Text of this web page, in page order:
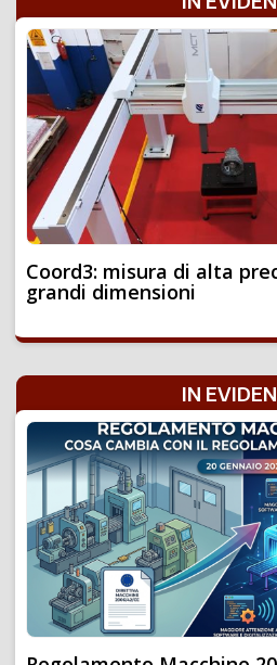
Coord3: misura di alta
grandi dimensioni
IN